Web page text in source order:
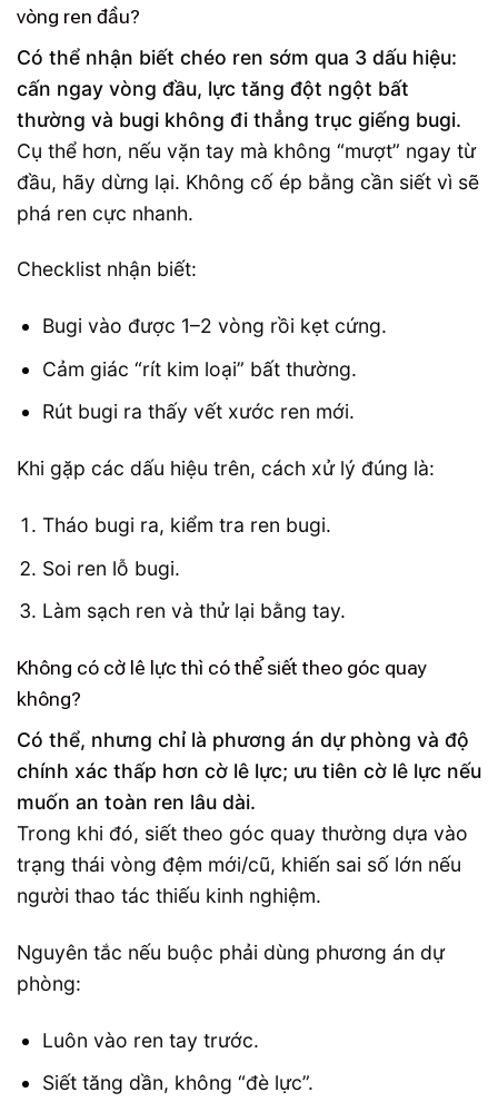
vòng ren đầu?
Có thể nhận biết chéo ren sớm qua 3 dấu hiệu:
cấn ngay vòng đầu, lực tăng đột ngột bất
thường và bugi không đi thẳng trục giếng bugi.
Cụ thể hơn, nếu vặn tay mà không “mượt” ngay từ
đầu, hãy dừng lại. Không cố ép bằng cần siết vì sẽ
phá ren cực nhanh.
Checklist nhận biết:
Bugi vào được 1–2 vòng rồi kẹt cứng.
Cảm giác “rít kim loại” bất thường.
Rút bugi ra thấy vết xước ren mới.
Khi gặp các dấu hiệu trên, cách xử lý đúng là:
Tháo bugi ra, kiểm tra ren bugi.
Soi ren lỗ bugi.
Làm sạch ren và thử lại bằng tay.
Không có cờ lê lực thì có thể siết theo góc quay
không?
Có thể, nhưng chỉ là phương án dự phòng và độ
chính xác thấp hơn cờ lê lực; ưu tiên cờ lê lực nếu
muốn an toàn ren lâu dài.
Trong khi đó, siết theo góc quay thường dựa vào
trạng thái vòng đệm mới/cũ, khiến sai số lớn nếu
người thao tác thiếu kinh nghiệm.
Nguyên tắc nếu buộc phải dùng phương án dự
phòng:
Luôn vào ren tay trước.
Siết tăng dần, không “đè lực”.